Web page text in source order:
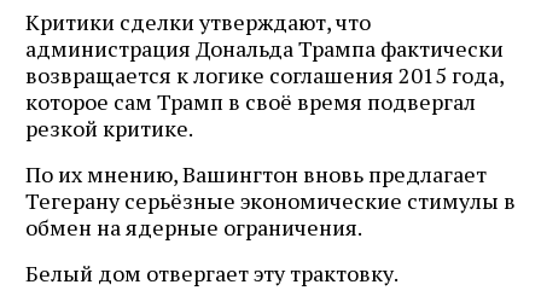
Критики сделки утверждают, что
администрация Дональда Трампа фактически
возвращается к логике соглашения 2015 года,
которое сам Трамп в своё время подвергал
резкой критике.
По их мнению, Вашингтон вновь предлагает
Тегерану серьёзные экономические стимулы в
обмен на ядерные ограничения.
Белый дом отвергает эту трактовку.